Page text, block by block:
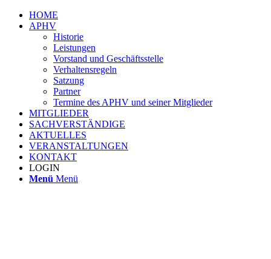
HOME
APHV
Historie
Leistungen
Vorstand und Geschäftsstelle
Verhaltensregeln
Satzung
Partner
Termine des APHV und seiner Mitglieder
MITGLIEDER
SACHVERSTÄNDIGE
AKTUELLES
VERANSTALTUNGEN
KONTAKT
LOGIN
Menü Menü